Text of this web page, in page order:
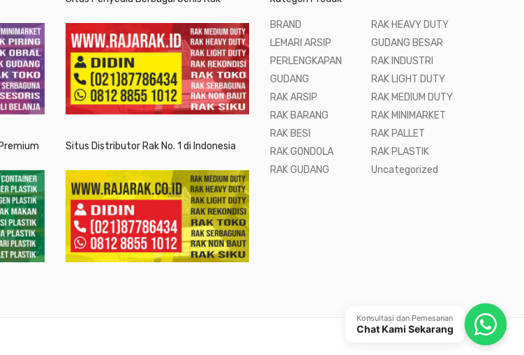
Situs Distributor Rak No. 1 di Indonesia
BRAND
LEMARI ARSIP
PERLENGKAPAN
GUDANG
RAK ARSIP
RAK BARANG
RAK BESI
RAK GONDOLA
RAK GUDANG
RAK HEAVY DUTY
GUDANG BESAR
RAK INDUSTRI
RAK LIGHT DUTY
RAK MEDIUM DUTY
RAK MINIMARKET
RAK PALLET
RAK PLASTIK
Uncategorized
Konsultasi dan Pemesanan
Chat Kami Sekarang